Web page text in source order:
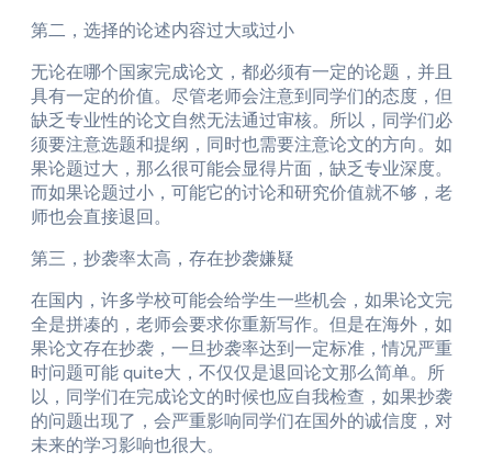
第二，选择的论述内容过大或过小
无论在哪个国家完成论文，都必须有一定的论题，并且
具有一定的价值。尽管老师会注意到同学们的态度，但
缺乏专业性的论文自然无法通过审核。所以，同学们必
须要注意选题和提纲，同时也需要注意论文的方向。如
果论题过大，那么很可能会显得片面，缺乏专业深度。
而如果论题过小，可能它的讨论和研究价值就不够，老
师也会直接退回。
第三，抄袭率太高，存在抄袭嫌疑
在国内，许多学校可能会给学生一些机会，如果论文完
全是拼凑的，老师会要求你重新写作。但是在海外，如
果论文存在抄袭，一旦抄袭率达到一定标准，情况严重
时问题可能 quite大，不仅仅是退回论文那么简单。所
以，同学们在完成论文的时候也应自我检查，如果抄袭
的问题出现了，会严重影响同学们在国外的诚信度，对
未来的学习影响也很大。